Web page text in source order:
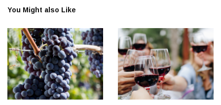
You Might also Like